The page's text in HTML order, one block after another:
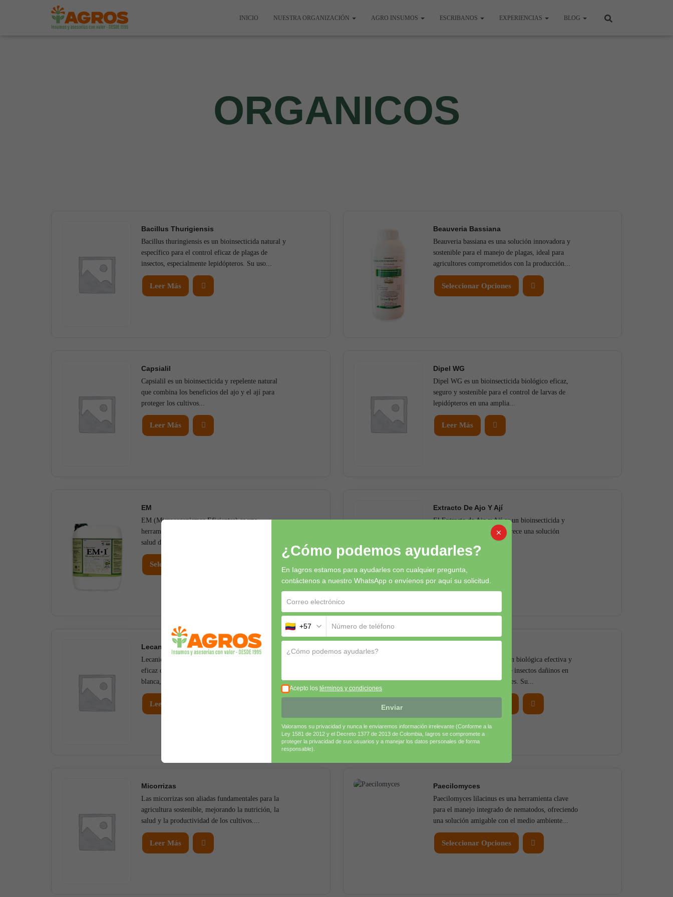
INICIO NUESTRA ORGANIZACIÓN AGRO INSUMOS ESCRIBANOS EXPERIENCIAS BLOG
ORGANICOS
Bacillus Thurigiensis
Bacillus thuringiensis es un bioinsecticida natural y
específico para el control eficaz de plagas de
insectos, especialmente lepidópteros. Su uso...
Leer Más
Beauveria Bassiana
Beauveria bassiana es una solución innovadora y
sostenible para el manejo de plagas, ideal para
agricultores comprometidos con la producción...
Seleccionar Opciones
Capsialil
Capsialil es un bioinsecticida y repelente natural
que combina los beneficios del ajo y el ají para
proteger los cultivos...
Leer Más
Dipel WG
Dipel WG es un bioinsecticida biológico eficaz,
seguro y sostenible para el control de larvas de
lepidópteros en una amplia...
Leer Más
EM
EM (Microorganismos Eficientes) es una
herramienta sostenible y versátil para mejorar la
salud del suelo, estimular el crecimiento de las...
Seleccionar Opciones
Extracto De Ajo Y Ají
El Extracto de Ajo y Ají es un bioinsecticida y
biofungicida natural que ofrece una solución
efectiva y ecológica para...
Lecancillium Lecanii
Lecanicillium lecanii es un bioinsecticida natural y
eficaz contra plagas de cuerpo blando como mosca
blanca, pulgones y cochinillas. Su...
Leer Más
Metarhizium es una solución biológica efectiva y
sostenible para el control de insectos dañinos en
cultivos agrícolas y forestales. Su...
Micorrizas
Las micorrizas son aliadas fundamentales para la
agricultura sostenible, mejorando la nutrición, la
salud y la productividad de los cultivos....
Leer Más
Paecilomyces
Paecilomyces lilacinus es una herramienta clave
para el manejo integrado de nematodos, ofreciendo
una solución amigable con el medio ambiente...
Seleccionar Opciones
¿Cómo podemos ayudarles?
En Iagros estamos para ayudarles con cualquier pregunta,
contáctenos a nuestro WhatsApp o envíenos por aquí su solicitud.
+57
Acepto los términos y condiciones
Enviar
Valoramos su privacidad y nunca le enviaremos información irrelevante (Conforme a la
Ley 1581 de 2012 y el Decreto 1377 de 2013 de Colombia, Iagros se compromete a
proteger la privacidad de sus usuarios y a manejar los datos personales de forma
responsable).